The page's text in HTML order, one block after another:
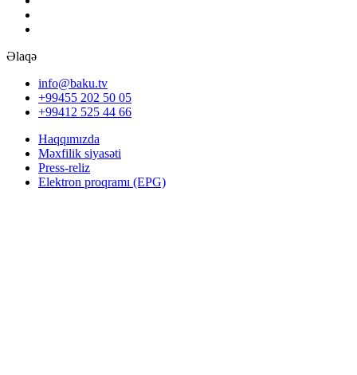
Əlaqə
info@baku.tv
+99455 202 50 05
+99412 525 44 66
Haqqımızda
Məxfilik siyasəti
Press-reliz
Elektron proqramı (EPG)